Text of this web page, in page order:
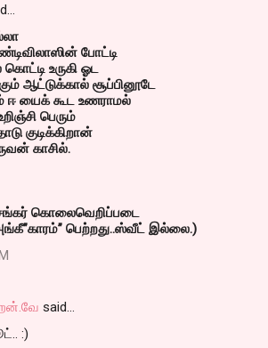
போட்டி
கொட்டி உருகி ஓட
ஆட்டுக்கால் சூப்பினூடே
ஈ யைக் கூட உணராமல்
பெரும்
குடிக்கிறான்
காசில்.
கொலைவெறிப்படை
பெற்றது..ஸ்வீட் இல்லை.)
said…
:)